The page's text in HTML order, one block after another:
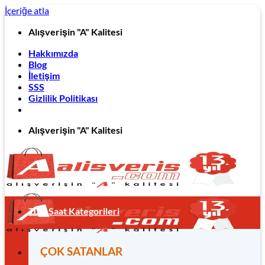
İçeriğe atla
Alışverişin "A" Kalitesi
Hakkımızda
Blog
İletişim
SSS
Gizlilik Politikası
Alışverişin "A" Kalitesi
Tüm Saat Kategorileri
ÇOK SATANLAR